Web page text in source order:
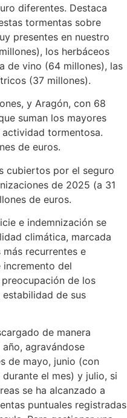
diferentes. Destaca
tormentas sobre
presentes en nuestro
los herbáceos
de vino (64 millones), las
(37 millones).
y Aragón, con 68
suman los mayores
tormentosa.
de euros.
cubiertos por el seguro
de 2025 (a 31
de euros.
e indemnización se
climática, marcada
recurrentes e
incremento del
de los
de sus
de manera
agravándose
de mayo, junio (con
el mes) y julio, si
se ha alcanzado a
puntuales registradas